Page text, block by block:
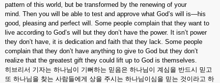
pattern of this world, but be transformed by the renewing of your
mind. Then you will be able to test and approve what God’s will is—his
good, pleasing and perfect will. Some people complain that they want to
live according to God’s will but they don’t have the power. It isn’t power
they don’t have, it is dedication and faith that they lack. Some people
complain that they don’t have anything to give to God but they don’t
realize that the greatest gift they could lift up to God is themselves.
히브리서 기자는 하나님이 기뻐하는 믿음은 하나님이 계심을 반드시 믿고
또 하나님을 찾는 사람들에게 상을 주시는 하나님이심을 믿는 것이라고 하